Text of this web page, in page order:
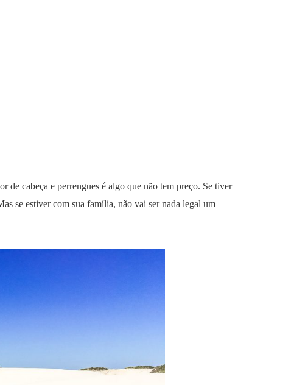
de cabeça e perrengues é algo que não tem preço. Se tiver
se estiver com sua família, não vai ser nada legal um